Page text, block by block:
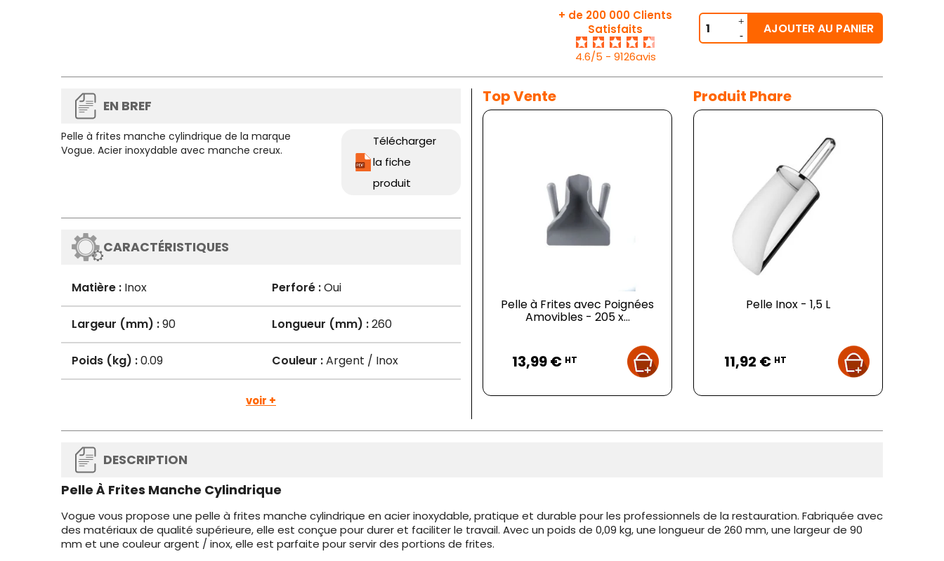
+ de 200 000 Clients
Satisfaits
4.6/5 - 9126avis
AJOUTER AU PANIER
EN BREF
Pelle à frites manche cylindrique de la marque
Vogue. Acier inoxydable avec manche creux.
Télécharger
la fiche
produit
CARACTÉRISTIQUES
Matière : Inox Perforé :Oui
Largeur (mm) :90 Longueur (mm) :260
Poids (kg) :0.09 Couleur :Argent / Inox
voir +
Top Vente
Pelle à Frites avec Poignées
Amovibles - 205 x...
13,99 € HT
Produit Phare
Pelle Inox - 1,5 L
11,92 € HT
DESCRIPTION
Pelle À Frites Manche Cylindrique
Vogue vous propose une pelle à frites manche cylindrique en acier inoxydable, pratique et durable pour les professionnels de la restauration. Fabriquée avec
des matériaux de qualité supérieure, elle est conçue pour durer et faciliter le travail. Avec un poids de 0,09 kg, une longueur de 260 mm, une largeur de 90
mm et une couleur argent / inox, elle est parfaite pour servir des portions de frites.